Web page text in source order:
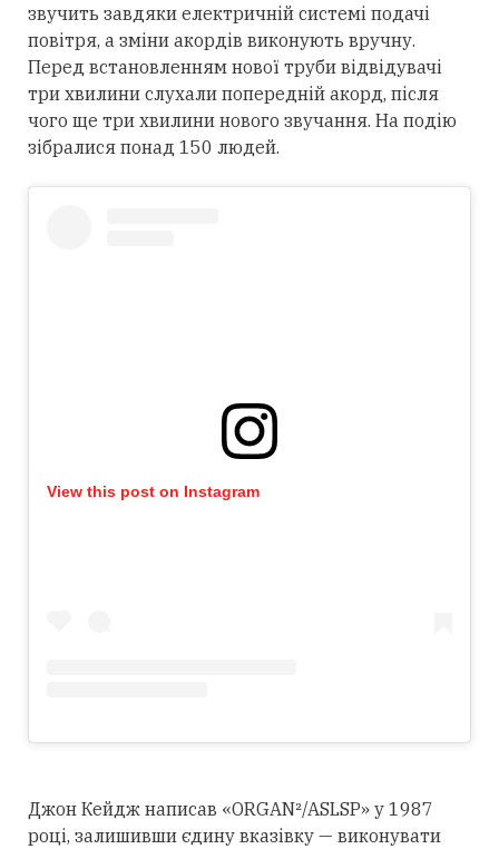
звучить завдяки електричній системі подачі
повітря, а зміни акордів виконують вручну.
Перед встановленням нової труби відвідувачі
три хвилини слухали попередній акорд, після
чого ще три хвилини нового звучання. На подію
зібралися понад 150 людей.
View this post on Instagram
Джон Кейдж написав «ORGAN²/ASLSP» у 1987
році, залишивши єдину вказівку — виконувати